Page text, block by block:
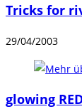
Tricks for
29/04/2003
glowing